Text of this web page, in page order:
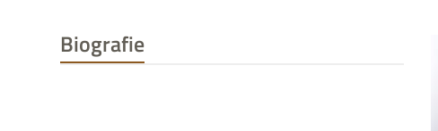
Biografie